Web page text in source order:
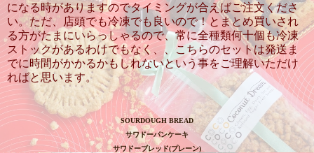
になる時がありますのでタイミングが合えばご注文くださ
い。ただ、店頭でも冷凍でも良いので！とまとめ買いされ
る方がたまにいらっしゃるので、常に全種類何十個も冷凍
ストックがあるわけでもなく、、こちらのセットは発送ま
でに時間がかかるかもしれないという事をご理解いただけ
ればと思います。
SOURDOUGH BREAD
サワドーパンケーキ
サワドーブレッド(プレーン)